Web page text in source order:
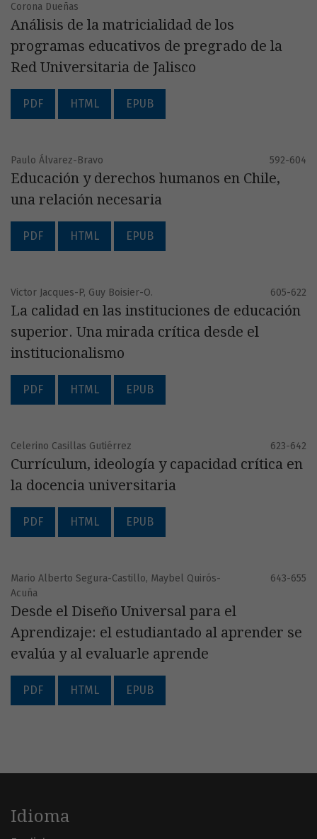
Corona Dueñas
Análisis de la matricialidad de los
programas educativos de pregrado de la
Red Universitaria de Jalisco
PDF HTML EPUB
Paulo Álvarez-Bravo 592-604
Educación y derechos humanos en Chile,
una relación necesaria
PDF HTML EPUB
Victor Jacques-P, Guy Boisier-O. 605-622
La calidad en las instituciones de educación
superior. Una mirada crítica desde el
institucionalismo
PDF HTML EPUB
Celerino Casillas Gutiérrez 623-642
Currículum, ideología y capacidad crítica en
la docencia universitaria
PDF HTML EPUB
Mario Alberto Segura-Castillo, Maybel Quirós-
Acuña
643-655
Desde el Diseño Universal para el
Aprendizaje: el estudiantado al aprender se
evalúa y al evaluarle aprende
PDF HTML EPUB
Idioma